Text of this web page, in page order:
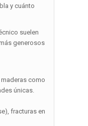
y cuánto
suelen
generosos
como
únicas.
fracturas en